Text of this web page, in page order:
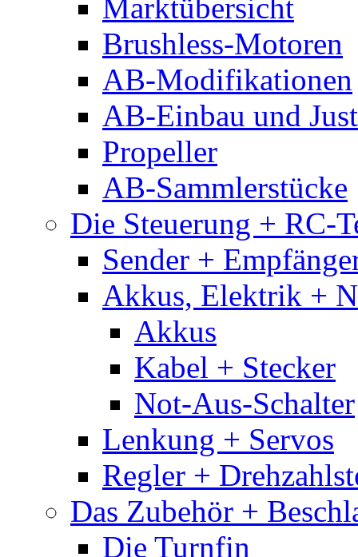
Marktübersicht
Brushless-Motoren
AB-Modifikationen
AB-Einbau und
Propeller
AB-Sammlerstücke
Die Steuerung + RC-
Sender +
Akkus, Elektrik +
Akkus
Kabel + Stecker
Not-Aus-Schalter
Lenkung + Servos
Regler +
Das Zubehör +
Die Turnfin